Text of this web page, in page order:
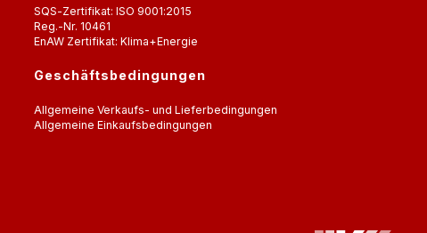
SQS-Zertifikat: ISO 9001:2015
Reg.-Nr. 10461
EnAW Zertifikat: Klima+Energie
Geschäftsbedingungen
Allgemeine Verkaufs- und Lieferbedingungen
Allgemeine Einkaufsbedingungen